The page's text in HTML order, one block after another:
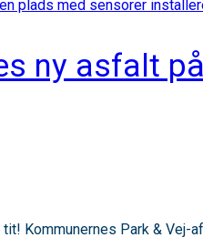
ny asfalt
Kommunernes Park &